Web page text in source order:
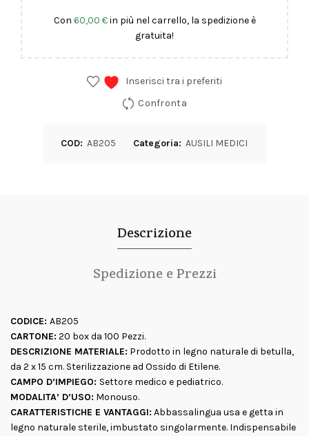
Con 60,00 €in più nel carrello, la spedizione è
gratuita!
Inserisci tra i preferiti
Confronta
COD: AB205 Categoria: AUSILI MEDICI
Descrizione
Spedizione e Prezzi
CODICE: AB205
CARTONE: 20 box da 100 Pezzi.
DESCRIZIONE MATERIALE: Prodotto in legno naturale di betulla,
da 2 x 15 cm. Sterilizzazione ad Ossido di Etilene.
CAMPO D’IMPIEGO: Settore medico e pediatrico.
MODALITA’ D’USO: Monouso.
CARATTERISTICHE E VANTAGGI: Abbassalingua usa e getta in
legno naturale sterile, imbustato singolarmente. Indispensabile